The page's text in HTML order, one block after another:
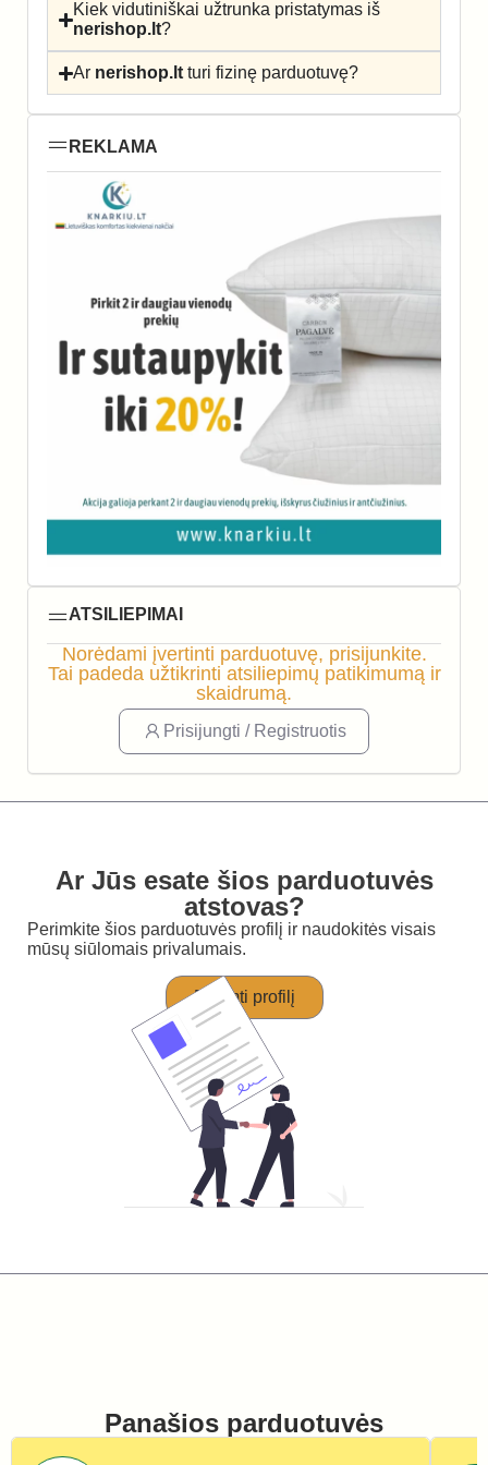
Kiek vidutiniškai užtrunka pristatymas iš
nerishop.lt?
Ar nerishop.lt turi fizinę parduotuvę?
REKLAMA
ATSILIEPIMAI
Norėdami įvertinti parduotuvę, prisijunkite.
Tai padeda užtikrinti atsiliepimų patikimumą ir
skaidrumą.
Prisijungti / Registruotis
Ar Jūs esate šios parduotuvės
atstovas?
Perimkite šios parduotuvės profilį ir naudokitės visais
mūsų siūlomais privalumais.
Perimti profilį
Panašios parduotuvės